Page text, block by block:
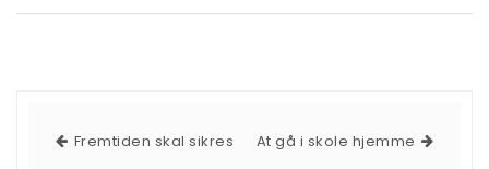
Fremtiden skal sikres At gå i skole hjemme